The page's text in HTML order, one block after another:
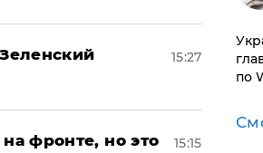
15:27
фронте, но это
15:15
по